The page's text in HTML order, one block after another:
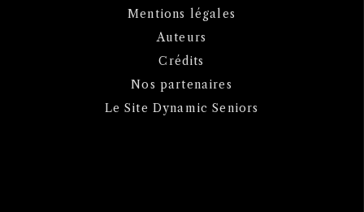
Mentions légales
Auteurs
Crédits
Nos partenaires
Le Site Dynamic Seniors